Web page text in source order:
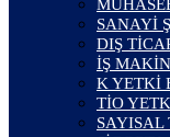
SANAYİ
DIŞ
İŞ
K YETKİ
TİO
SAYISAL